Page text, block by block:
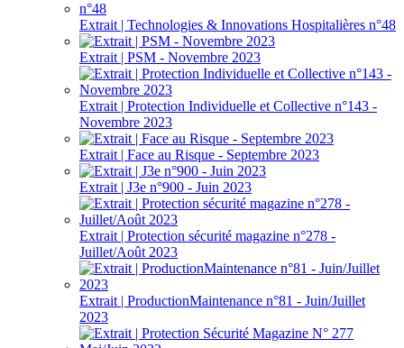
Extrait | Technologies & Innovations Hospitalières n°48
Extrait | PSM - Novembre 2023
Extrait | Protection Individuelle et Collective n°143 -
Novembre 2023
Extrait | Face au Risque - Septembre 2023
Extrait | J3e n°900 - Juin 2023
Extrait | Protection sécurité magazine n°278 -
Juillet/Août 2023
Extrait | ProductionMaintenance n°81 - Juin/Juillet
2023